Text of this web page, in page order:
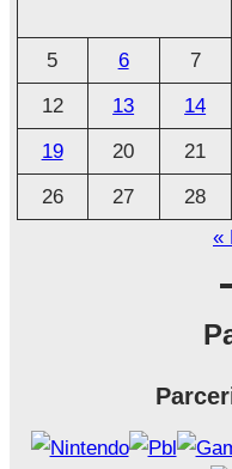
o
5
6 7
12
13 14
19
20 21
26
27 28
«